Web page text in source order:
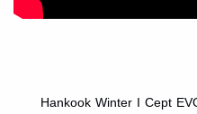
Hankook Winter I Cept